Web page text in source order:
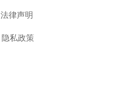
法律声明
隐私政策